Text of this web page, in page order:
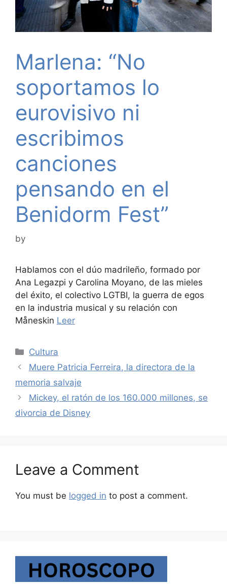
Marlena: “No
soportamos lo
eurovisivo ni
escribimos
canciones
pensando en el
Benidorm Fest”
by
Hablamos con el dúo madrileño, formado por
Ana Legazpi y Carolina Moyano, de las mieles
del éxito, el colectivo LGTBI, la guerra de egos
en la industria musical y su relación con
Måneskin Leer
Categories
Cultura
Muere Patricia Ferreira, la directora de la
memoria salvaje
Mickey, el ratón de los 160.000 millones, se
divorcia de Disney
Leave a Comment
You must be logged in to post a comment.